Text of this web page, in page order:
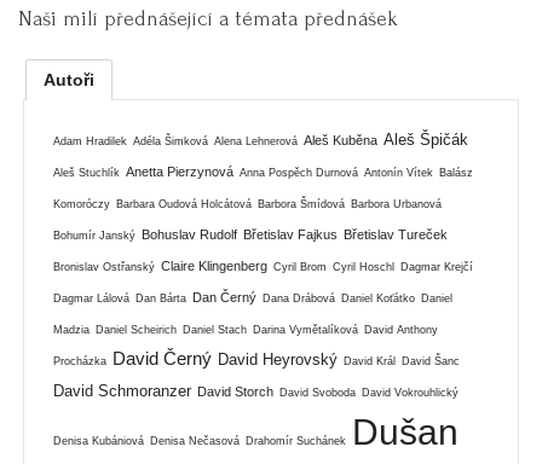
Naši milí přednášející a témata přednášek
Autoři
Adam Hradilek Adéla Šimková Alena Lehnerová Aleš Kuběna Aleš Špičák
Aleš Stuchlík Anetta Pierzynová Anna Pospěch Durnová Antonín Vítek Balász
Komoróczy Barbara Oudová Holcátová Barbora Šmídová Barbora Urbanová
Bohumír Janský Bohuslav Rudolf Břetislav Fajkus Břetislav Tureček
Bronislav Ostřanský Claire Klingenberg Cyril Brom Cyril Hoschl Dagmar Krejčí
Dagmar Lálová Dan Bárta Dan Černý Dana Drábová Daniel Koťátko Daniel
Madzia Daniel Scheirich Daniel Stach Darina Vymětalíková David Anthony
Procházka David Černý David Heyrovský David Král David Šanc
David Schmoranzer David Storch David Svoboda David Vokrouhlický
Denisa Kubániová Denisa Nečasová Drahomír Suchánek
Dušan